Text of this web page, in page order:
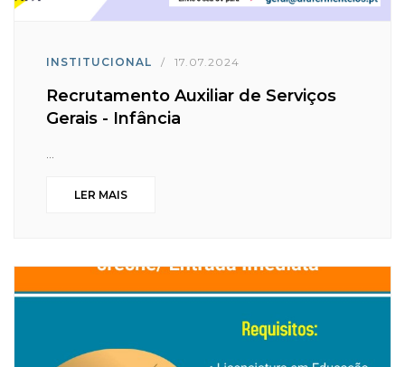
INSTITUCIONAL / 17.07.2024
Recrutamento Auxiliar de Serviços
Gerais - Infância
LER MAIS